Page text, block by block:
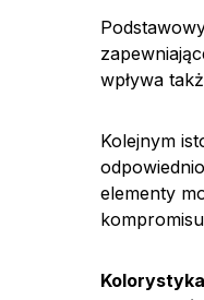
wpływa
Kolejnym
elementy